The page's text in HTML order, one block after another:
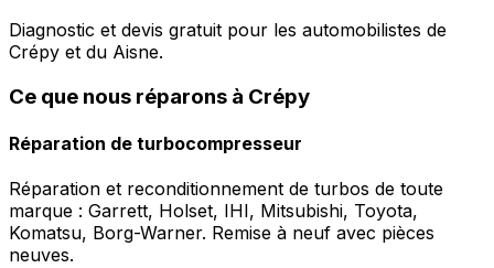
Diagnostic et devis gratuit pour les automobilistes de
Crépy et du Aisne.
Ce que nous réparons à Crépy
Réparation de turbocompresseur
Réparation et reconditionnement de turbos de toute
marque : Garrett, Holset, IHI, Mitsubishi, Toyota,
Komatsu, Borg-Warner. Remise à neuf avec pièces
neuves.